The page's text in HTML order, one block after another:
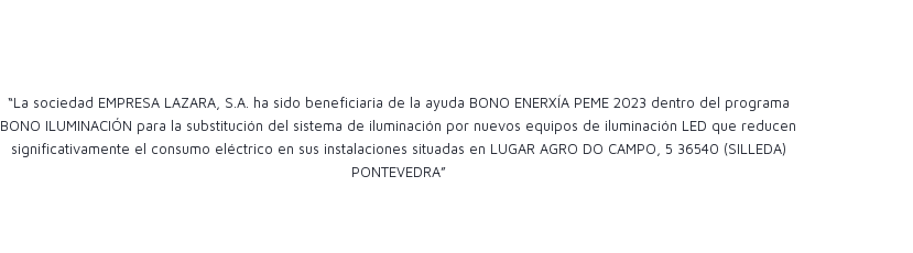
“La sociedad EMPRESA LAZARA, S.A. ha sido beneficiaria de la ayuda BONO ENERXÍA PEME 2023 dentro del programa
BONO ILUMINACIÓN para la substitución del sistema de iluminación por nuevos equipos de iluminación LED que reducen
significativamente el consumo eléctrico en sus instalaciones situadas en LUGAR AGRO DO CAMPO, 5 36540 (SILLEDA)
PONTEVEDRA”